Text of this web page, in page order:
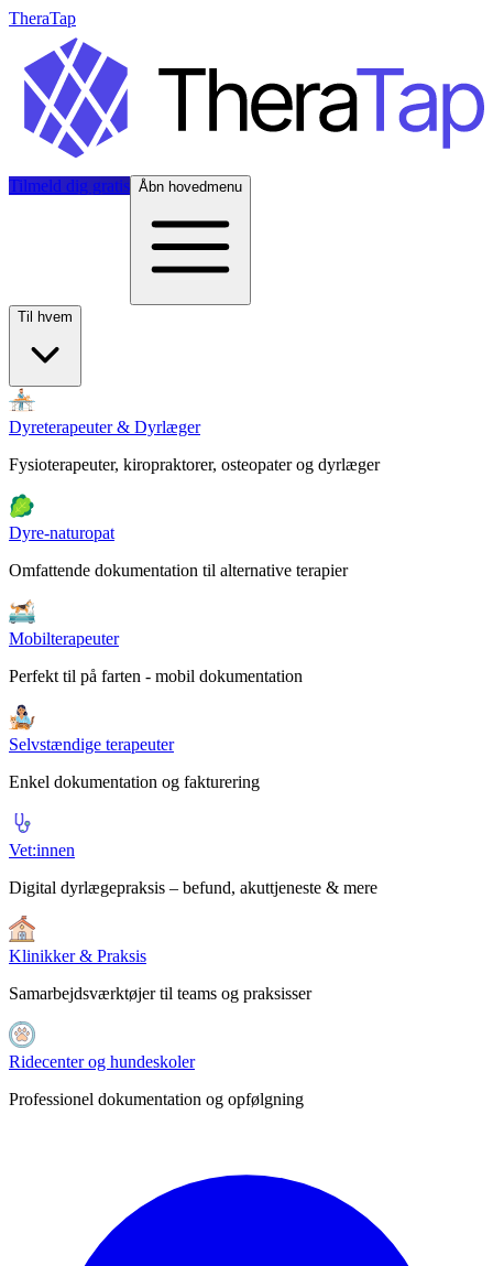
TheraTap
Tilmeld dig gratis Åbn hovedmenu
Til hvem
Dyreterapeuter & Dyrlæger
Fysioterapeuter, kiropraktorer, osteopater og dyrlæger
Dyre-naturopat
Omfattende dokumentation til alternative terapier
Mobilterapeuter
Perfekt til på farten - mobil dokumentation
Selvstændige terapeuter
Enkel dokumentation og fakturering
Vet:innen
Digital dyrlægepraksis – befund, akuttjeneste & mere
Klinikker & Praksis
Samarbejdsværktøjer til teams og praksisser
Ridecenter og hundeskoler
Professionel dokumentation og opfølgning